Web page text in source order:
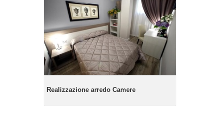
Realizzazione arredo Camere